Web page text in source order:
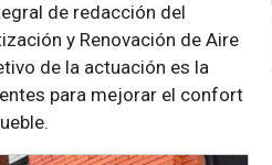
de redacción del
y Renovación de Aire
de la actuación es la
para mejorar el confort